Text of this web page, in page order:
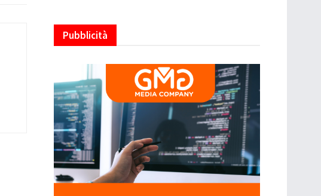
Pubblicità